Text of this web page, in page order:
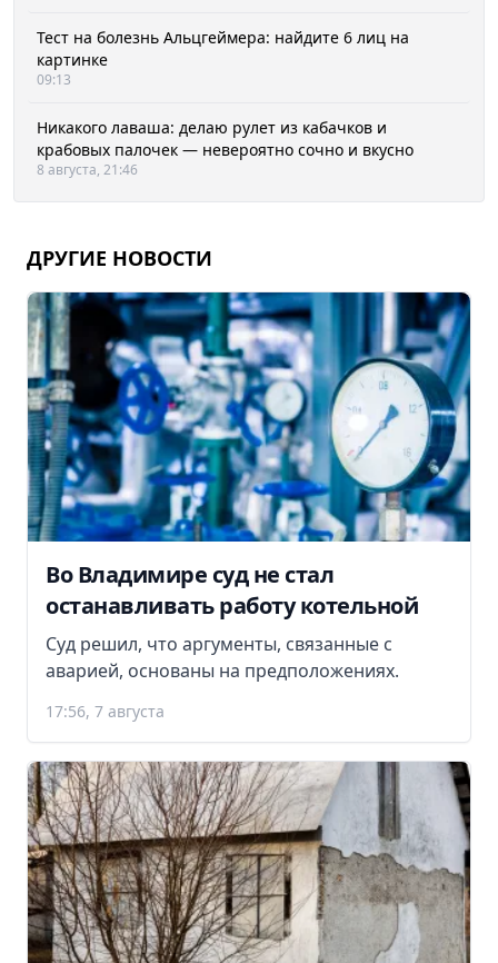
Тест на болезнь Альцгеймера: найдите 6 лиц на
картинке
09:13
Никакого лаваша: делаю рулет из кабачков и
крабовых палочек — невероятно сочно и вкусно
8 августа, 21:46
ДРУГИЕ НОВОСТИ
Во Владимире суд не стал
останавливать работу котельной
Суд решил, что аргументы, связанные с
аварией, основаны на предположениях.
17:56, 7 августа